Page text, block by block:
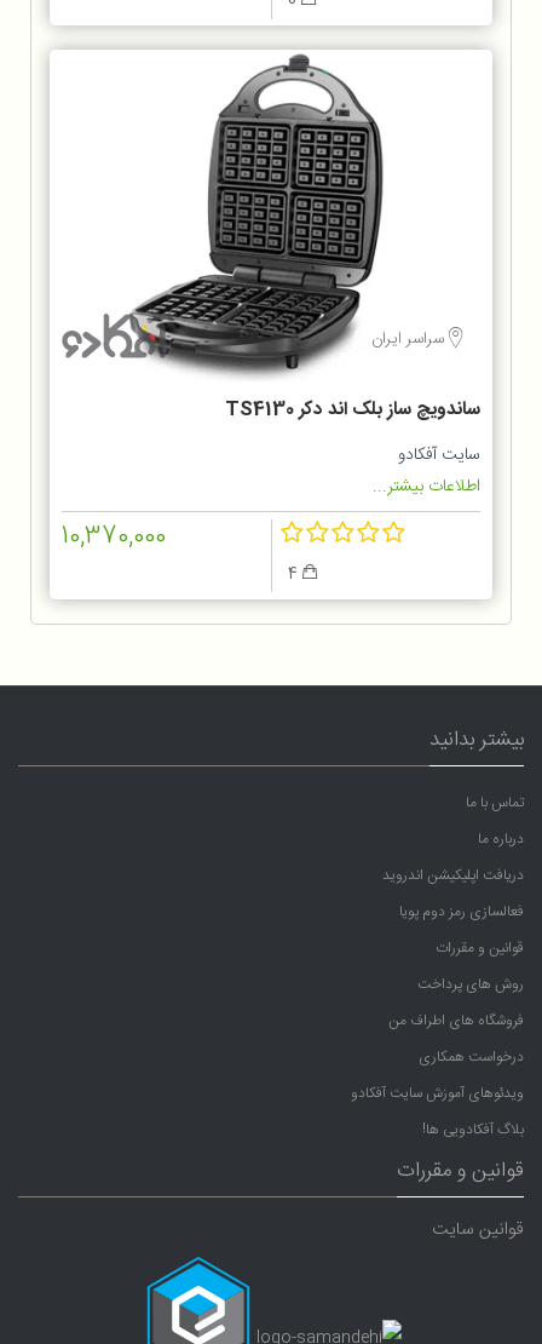
سراسر ایران
ساندویچ ساز بلک اند دکر TS4130
سایت آفکادو
اطلاعات بیشتر...
10,370,000
بیشتر بدانید
تماس با ما
درباره ما
دریافت اپلیکیشن اندروید
فعالسازی رمز دوم پویا
قوانین و مقررات
روش های پرداخت
فروشگاه های اطراف من
درخواست همکاری
ویدئوهای آموزش سایت آفکادو
بلاگ آفکادویی ها!
قوانین و مقررات
قوانین سایت